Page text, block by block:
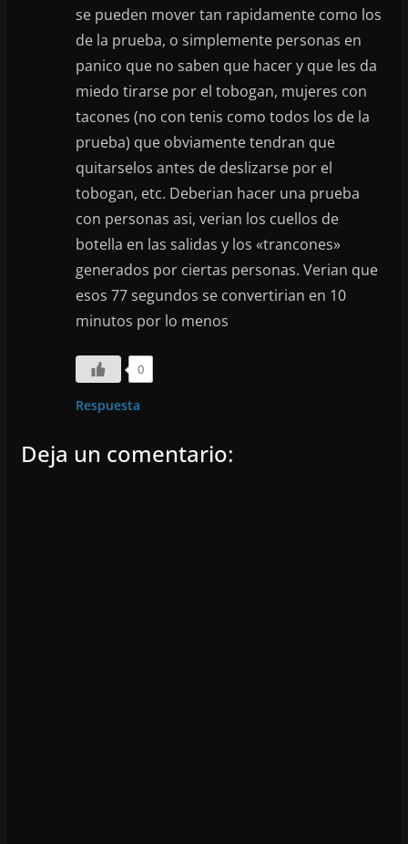
se pueden mover tan rapidamente como los
de la prueba, o simplemente personas en
panico que no saben que hacer y que les da
miedo tirarse por el tobogan, mujeres con
tacones (no con tenis como todos los de la
prueba) que obviamente tendran que
quitarselos antes de deslizarse por el
tobogan, etc. Deberian hacer una prueba
con personas asi, verian los cuellos de
botella en las salidas y los «trancones»
generados por ciertas personas. Verian que
esos 77 segundos se convertirian en 10
minutos por lo menos
0
Respuesta
Deja un comentario: